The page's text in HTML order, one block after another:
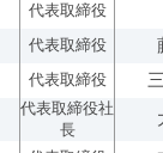
代表取締役
代表取締役
代表取締役
代表取締役社
長